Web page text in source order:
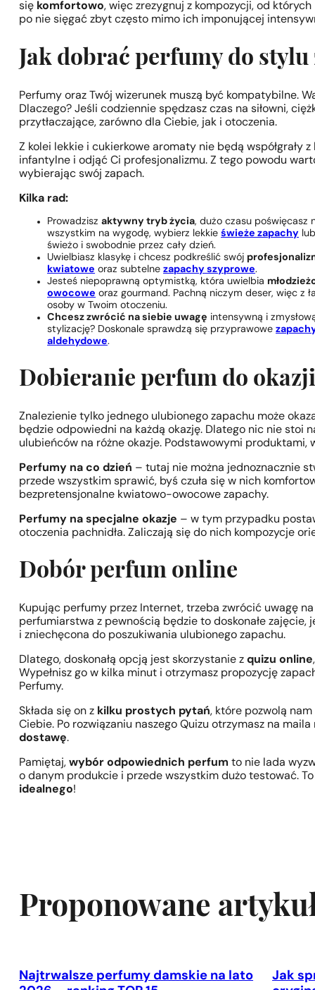
się komfortowo, więc zrezygnuj z kompozycji, od
po nie sięgać zbyt często mimo ich imponującej
Jak dobrać perfumy do stylu
Perfumy oraz Twój wizerunek muszą być kompatybilne.
Dlaczego? Jeśli codziennie spędzasz czas na siłowni,
przytłaczające, zarówno dla Ciebie, jak i otoczenia.
Z kolei lekkie i cukierkowe aromaty nie będą współgrały
infantylne i odjąć Ci profesjonalizmu. Z tego powodu
wybierając swój zapach.
Kilka rad:
Prowadziszaktywny tryb życia, dużo czasu poświęcasz
wszystkim na wygodę, wybierz lekkieświeże zapachy
świeżo i swobodnie przez cały dzień.
Uwielbiasz klasykę i chcesz podkreślić swój
kwiatowe oraz subtelnezapachy szyprowe.
Jesteś niepoprawną optymistką, która uwielbia
owocowe oraz gourmand. Pachną niczym deser, więc z
osoby w Twoim otoczeniu.
Chcesz zwrócić na siebie uwagę intensywną i
stylizację? Doskonale sprawdzą się przyprawowe
aldehydowe.
Dobieranie perfum do
Znalezienie tylko jednego ulubionego zapachu może
będzie odpowiedni na każdą okazję. Dlatego nic nie stoi
ulubieńców na różne okazje. Podstawowymi produktami,
Perfumy na co dzień – tutaj nie można jednoznacznie
przede wszystkim sprawić, byś czuła się w nich
bezpretensjonalne kwiatowo-owocowe zapachy.
Perfumy na specjalne okazje – w tym przypadku
otoczenia pachnidła. Zaliczają się do nich kompozycje
Dobór perfum online
Kupując perfumy przez Internet, trzeba zwrócić uwagę
perfumiarstwa z pewnością będzie to doskonałe
i zniechęcona do poszukiwania ulubionego zapachu.
Dlatego, doskonałą opcją jest skorzystanie zquizu online
Wypełnisz go w kilka minut i otrzymasz propozycję
Perfumy.
Składa się on z kilku prostych pytań, które pozwolą
Ciebie. Po rozwiązaniu naszego Quizu otrzymasz na
dostawę.
Pamiętaj,wybór odpowiednich perfum to nie lada
o danym produkcie i przede wszystkim dużo testować.
idealnego!
Proponowane
Najtrwalsze perfumy damskie na lato
Jak